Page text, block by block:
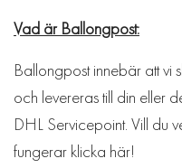
Vad är Ballongpost:
Ballongpost innebär att vi
och levereras till din eller
DHL Servicepoint. Vill du
fungerar klicka här!